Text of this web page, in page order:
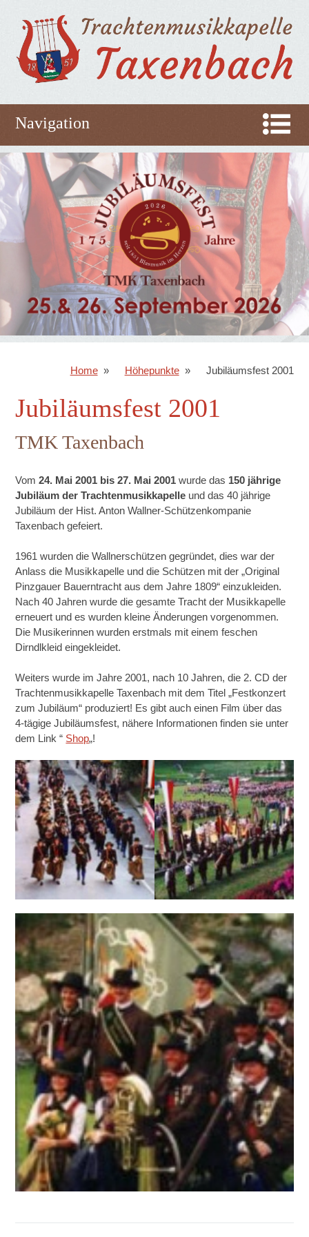
Home Höhepunkte Jubiläumsfest 2001
Jubiläumsfest 2001
TMK Taxenbach
Vom24. Mai 2001 bis 27. Mai 2001wurde das 150 jährige
Jubiläum der Trachtenmusikkapelle und das 40 jährige
Jubiläum der Hist. Anton Wallner-Schützenkompanie
Taxenbach gefeiert.
1961 wurden die Wallnerschützen gegründet, dies war der
Anlass die Musikkapelle und die Schützen mit der „Original
Pinzgauer Bauerntracht aus dem Jahre 1809“ einzukleiden.
Nach 40 Jahren wurde die gesamte Tracht der Musikkapelle
erneuert und es wurden kleine Änderungen vorgenommen.
Die Musikerinnen wurden erstmals mit einem feschen
Dirndlkleid eingekleidet.
Weiters wurde im Jahre 2001, nach 10 Jahren, die 2. CD der
Trachtenmusikkapelle Taxenbach mit dem Titel „Festkonzert
zum Jubiläum“ produziert! Es gibt auch einen Film über das
4-tägige Jubiläumsfest, nähere Informationen finden sie unter
dem Link “ Shop„!